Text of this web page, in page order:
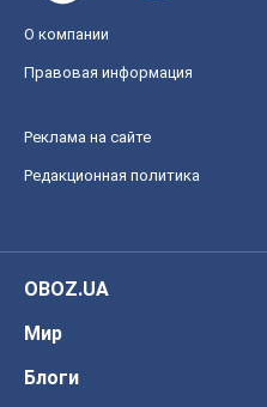
О компании
Правовая информация
Реклама на сайте
Редакционная политика
OBOZ.UA
Мир
Блоги